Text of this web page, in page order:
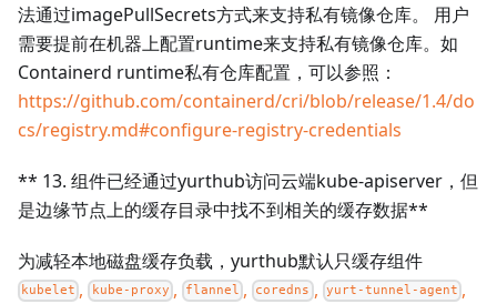
法通过imagePullSecrets方式来支持私有镜像仓库。 用户
需要提前在机器上配置runtime来支持私有镜像仓库。如
Containerd runtime私有仓库配置，可以参照：
https://github.com/containerd/cri/blob/release/1.4/do
cs/registry.md#configure-registry-credentials
** 13. 组件已经通过yurthub访问云端kube-apiserver，但
是边缘节点上的缓存目录中找不到相关的缓存数据**
为减轻本地磁盘缓存负载，yurthub默认只缓存组件
kubelet , kube-proxy , flannel , coredns , yurt-tunnel-agent ,